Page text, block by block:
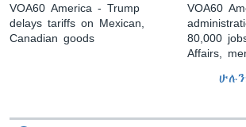
VOA60 America - Trump
delays tariffs on Mexican,
Canadian goods
VOA60
80,000
Affairs,